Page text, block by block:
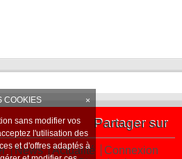
COOKIES ×
sans modifier vos
l'utilisation des
et d'offres adaptés à
Partager sur
News Actualité
Connexion